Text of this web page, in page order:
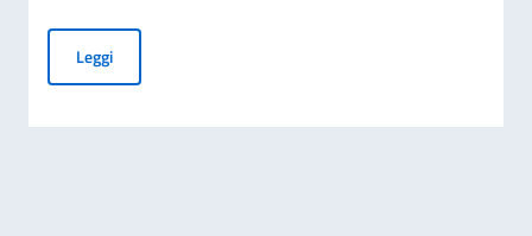
LeggiAVVISO OMAN AIR SU POSSIBILI CAMBI DI ORARIO VOLI,